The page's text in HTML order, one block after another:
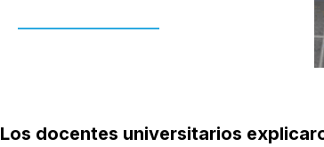
Los docentes universitarios